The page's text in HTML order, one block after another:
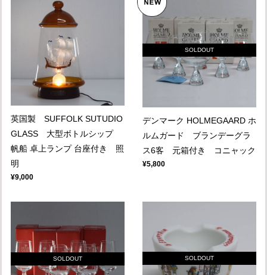
英国製 SUFFOLK SUTUDIO
GLASS 大型ボトルシップ
帆船 卓上ランプ 台座付き 照
明
¥9,000
SOLDOUT
デンマーク HOLMEGAARD ホ
ルムガード ブランデーグラ
ス6客 元箱付き コニャック
¥5,800
SOLDOUT SOLDOUT